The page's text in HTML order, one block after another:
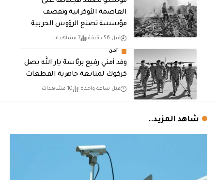
العاصمة الأوكرانية وتقصف
مؤسسة تصنع الرؤوس الحربية
قبل 56 دقيقة 7 مشاهدات
أمن
وفد أمني رفيع برئاسة يار الله يصل
كركوك لمتابعة جاهزية القطعات
قبل ساعة واحدة 10 مشاهدات
شاهد المزيد..